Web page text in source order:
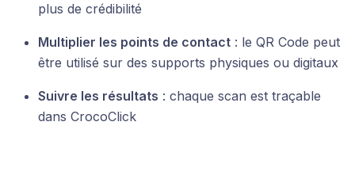
plus de crédibilité
Multiplier les points de contact : le QR Code peut
être utilisé sur des supports physiques ou digitaux
Suivre les résultats : chaque scan est traçable
dans CrocoClick